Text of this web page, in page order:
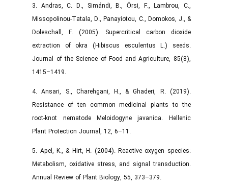
3. Andras, C. D., Simándi, B., Örsi, F., Lambrou, C.,
Missopolinou‑Tatala, D., Panayiotou, C., Domokos, J., &
Doleschall, F. (2005). Supercritical carbon dioxide
extraction of okra (Hibiscus esculentus L.) seeds.
Journal of the Science of Food and Agriculture, 85(8),
1415–1419.
4. Ansari, S., Charehgani, H., & Ghaderi, R. (2019).
Resistance of ten common medicinal plants to the
root-knot nematode Meloidogyne javanica. Hellenic
Plant Protection Journal, 12, 6–11.
5. Apel, K., & Hirt, H. (2004). Reactive oxygen species:
Metabolism, oxidative stress, and signal transduction.
Annual Review of Plant Biology, 55, 373–379.